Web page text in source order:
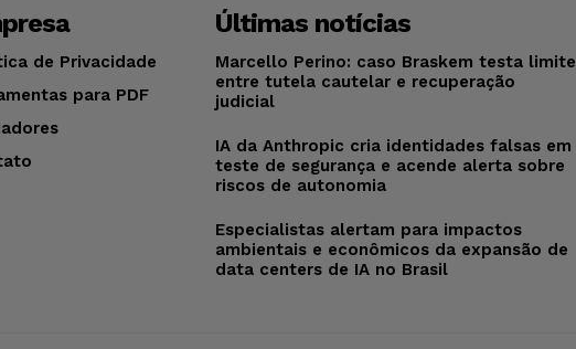
de Privacidade
para PDF
Últimas notícias
Marcello Perino: caso Braskem testa limite
entre tutela cautelar e recuperação
judicial
IA da Anthropic cria identidades falsas em
teste de segurança e acende alerta sobre
riscos de autonomia
Especialistas alertam para impactos
ambientais e econômicos da expansão de
data centers de IA no Brasil